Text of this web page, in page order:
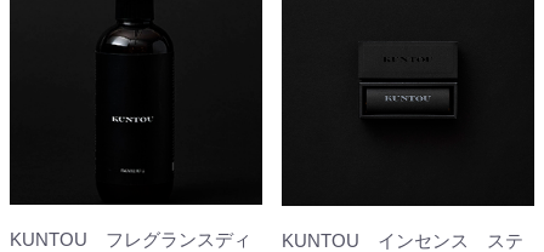
KUNTOU フレグランスディ
KUNTOU インセンス ステ